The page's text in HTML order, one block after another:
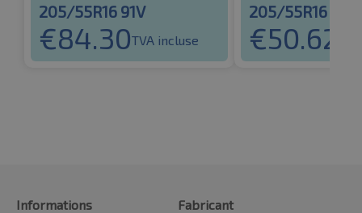
205/55R16 91V
€84.30TVA incluse
205/55R16 91V
€50.62
Informations
Fabricant